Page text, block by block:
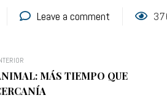
Leave a comment
MÁS TIEMPO QUE